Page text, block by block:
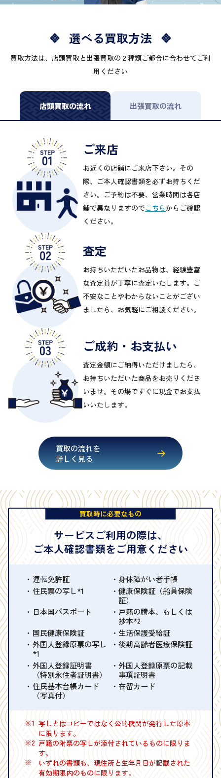
選べる買取方法
買取方法は、店頭買取と出張買取の２種類ご都合に合わせてご利
用ください
店頭買取の流れ 出張買取の流れ
ご来店
お近くの店舗にご来店下さい。その
際、ご本人確認書類を必ずお持ちくだ
さい。ご予約は不要、営業時間は各店
舗で異なりますのでこちらからご確認
ください。
査定
お持ちいただいたお品物は、経験豊富
な査定員が丁寧に査定いたします。ご
不安なことやわからないことがござい
ましたら、お気軽にご相談ください。
ご成約・お支払い
査定金額にご納得いただけましたら、
お持ちいただいた商品をお売りくださ
いませ。その場ですぐに現金でお支払
いいたします。
買取の流れを
詳しく見る
買取時に必要なもの
サービスご利用の際は、
ご本人確認書類をご用意ください
運転免許証
身体障がい者手帳
住民票の写し*1
健康保険証（船員保険
証）
日本国パスポート
戸籍の謄本、もしくは
抄本*2
国民健康保険証
生活保護受給証
外国人登録原票の写し
*1
後期高齢者医療保険証
外国人登録証明書
（特別永住者証明書）
外国人登録原票の記載
事項証明書
住民基本台帳カード
（写真付）
在留カード
※1 写しとはコピーではなく公的機関が発行した原本
に限ります。
※2 戸籍の附票の写しが添付されているものに限りま
す。
※
いずれの書類も、現住所と生年月日が記載された
有効期限内のものに限ります。